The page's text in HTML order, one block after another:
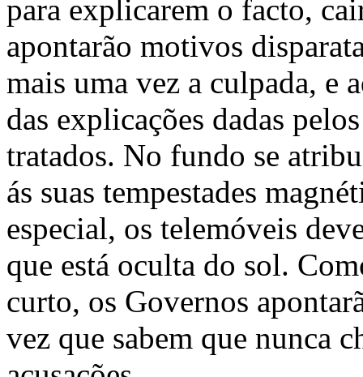
para explicarem o facto,
apontarão motivos
mais uma vez a culpada, e
das explicações dadas
tratados. No fundo se
ás suas tempestades
especial, os telemóveis
que está oculta do sol.
curto, os Governos
vez que sabem que nunca